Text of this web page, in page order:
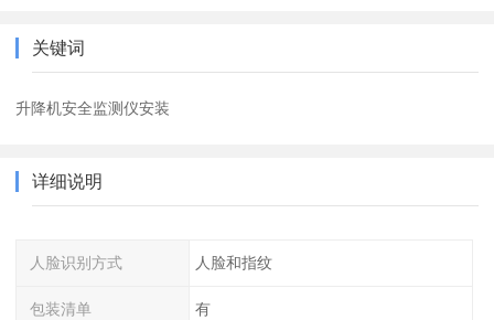
关键词
升降机安全监测仪安装
详细说明
人脸识别方式 人脸和指纹
包装清单 有